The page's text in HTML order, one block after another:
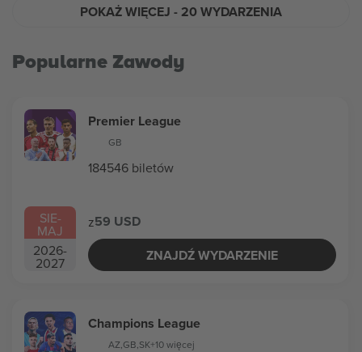
POKAŻ WIĘCEJ - 20 WYDARZENIA
Popularne Zawody
SIE-
MAJ
2026-
2027
Premier League
GB
184546 biletów
z59 USD
ZNAJDŹ WYDARZENIE
Champions League
AZ,GB,SK+10 więcej